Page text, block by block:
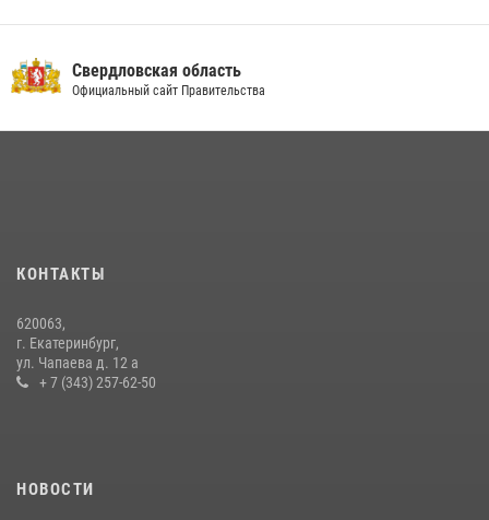
16 июля 2026, 13:07 4
31 июля 2026, 12:27
промышленной выставки «Иннопром-2026»
10 июля 2026, 12:35
Свердловская область
Официальный сайт Правительства
КОНТАКТЫ
620063,
г. Екатеринбург,
ул. Чапаева д. 12 а
+ 7 (343) 257-62-50
НОВОСТИ